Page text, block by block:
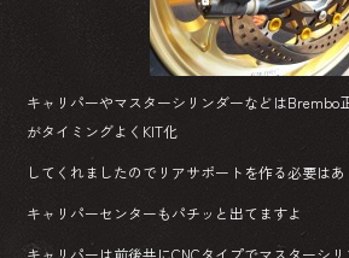
キャリパーやマスターシリンダーなどはBrembo
がタイミングよくKIT化
してくれましたのでリアサポートを作る必要は
キャリパーセンターもパチッと出てますよ